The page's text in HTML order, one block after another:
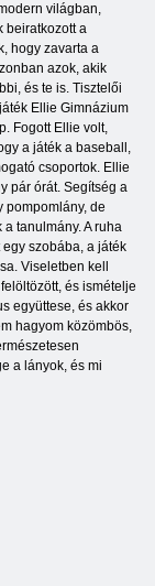
világban,
beiratkozott a
hogy zavarta a
azok, akik
és te is. Tisztelői
Ellie Gimnázium
Fogott Ellie volt,
a játék a baseball,
csoportok. Ellie
pár órát. Segítség a
pompomlány, de
tanulmány. A ruha
szobába, a játék
Viseletben kell
és ismételje
együttese, és akkor
hagyom közömbös,
a lányok, és mi